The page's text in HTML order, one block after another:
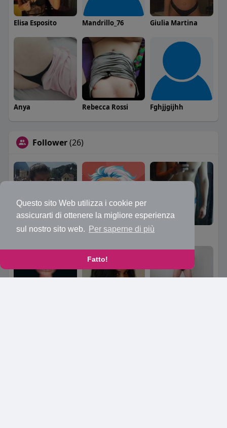
Questo sito Web utilizza i cookie per
assicurarti di ottenere la migliore esperienza
sul nostro sito web.
Per saperne di più
Fatto!
Elisa Esposito Mandrillo_76 Giulia Martina
Anya Rebecca Rossi Fghjjgijhh
Follower(26)
Elisa Im a genius Naccio